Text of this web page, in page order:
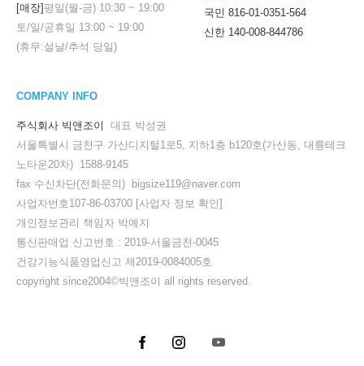
[매장]평일(월-금) 10:30 ~ 19:00
토/일/공휴일 13:00 ~ 19:00
(휴무:설날/추석 당일)
국민 816-01-0351-564
신한 140-008-844786
COMPANY INFO
주식회사 빅앤조이
대표 박성권
서울특별시 금천구 가산디지털1로5, 지하1층 b120호(가산동, 대륭테크
노타운20차) 1588-9145
fax 수신차단(전화문의) bigsize119@naver.com
사업자번호107-86-03700 [사업자 정보 확인]
개인정보관리 책임자 박예지
통신판매업 신고번호 : 2019-서울금천-0045
건강기능식품영업신고 제2019-0084005호
copyright since2004©빅앤조이 all rights reserved.